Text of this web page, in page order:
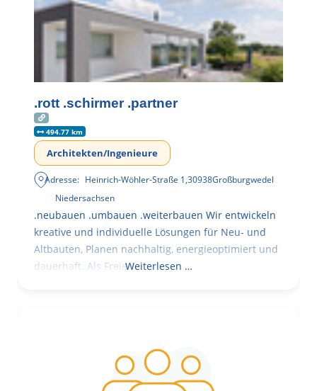
.rott .schirmer .partner
494.77 km
Architekten/Ingenieure
Adresse: Heinrich-Wöhler-Straße 1,30938Großburgwedel
Niedersachsen
.neubauen .umbauen .weiterbauen Wir entwickeln
kreative und individuelle Lösungen für Neu- und
Altbauten, Planen nachhaltig, energieoptimiert und
dauerhaft. Als FreieWeiterlesen …